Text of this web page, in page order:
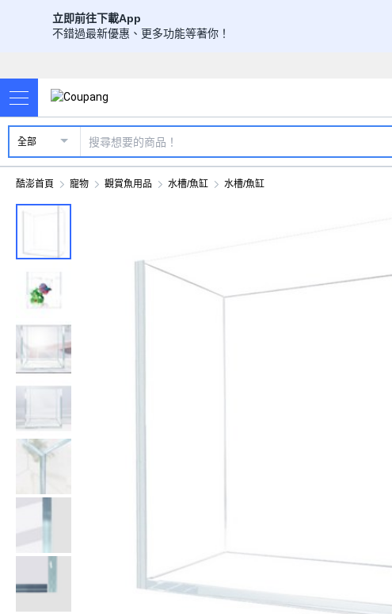
立即前往下載App
不錯過最新優惠、更多功能等著你！
全部
酷澎首頁 寵物 觀賞魚用品 水槽/魚缸 水槽/魚缸